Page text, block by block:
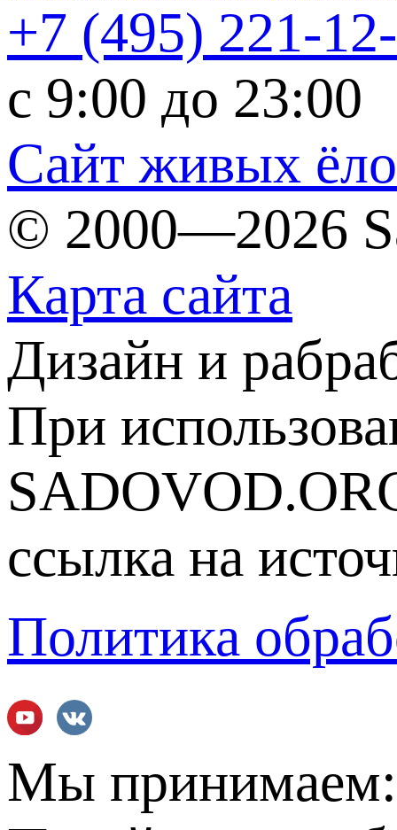
+7 (495) 221-
c 9:00 до 23:00
Сайт живых
© 2000—2026
Карта сайта
Дизайн и
При
ссылка на
Политика
Мы